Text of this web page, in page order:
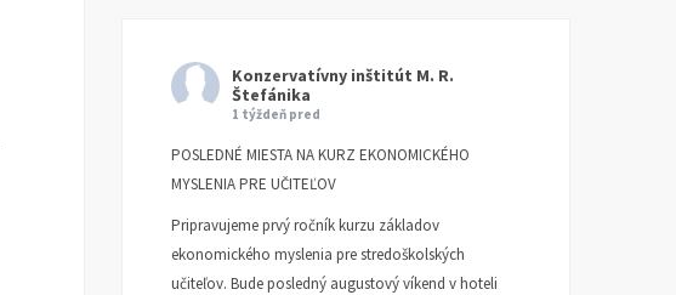
Konzervatívny inštitút M. R.
Štefánika
1 týždeň pred
POSLEDNÉ MIESTA NA KURZ EKONOMICKÉHO
MYSLENIA PRE UČITEĽOV
Pripravujeme prvý ročník kurzu základov
ekonomického myslenia pre stredoškolských
učiteľov. Bude posledný augustový víkend v hoteli